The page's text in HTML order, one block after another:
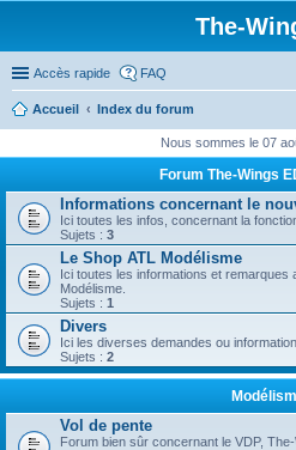
The-
Accès rapide FAQ
Accueil
Index du forum
Nous sommes le 07
Forum The-Wings
Informations concernant le
Ici toutes les infos, concernant la
Sujets : 3
Le Shop ATL Modélisme
Ici toutes les informations et remarques
Modélisme.
Sujets : 1
Divers
Ici les diverses demandes ou
Sujets : 2
Vol de pente
Forum bien sûr concernant le VDP,